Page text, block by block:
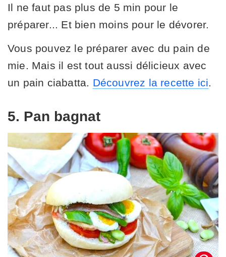
Il ne faut pas plus de 5 min pour le
préparer... Et bien moins pour le dévorer.
Vous pouvez le préparer avec du pain de
mie. Mais il est tout aussi délicieux avec
un pain ciabatta. Découvrez la recette ici.
5. Pan bagnat